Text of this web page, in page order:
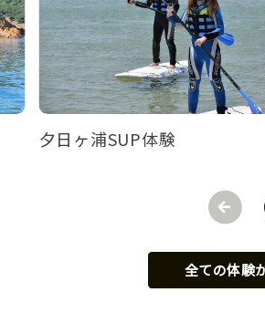
夕日ヶ浦SUP体験
全ての体験